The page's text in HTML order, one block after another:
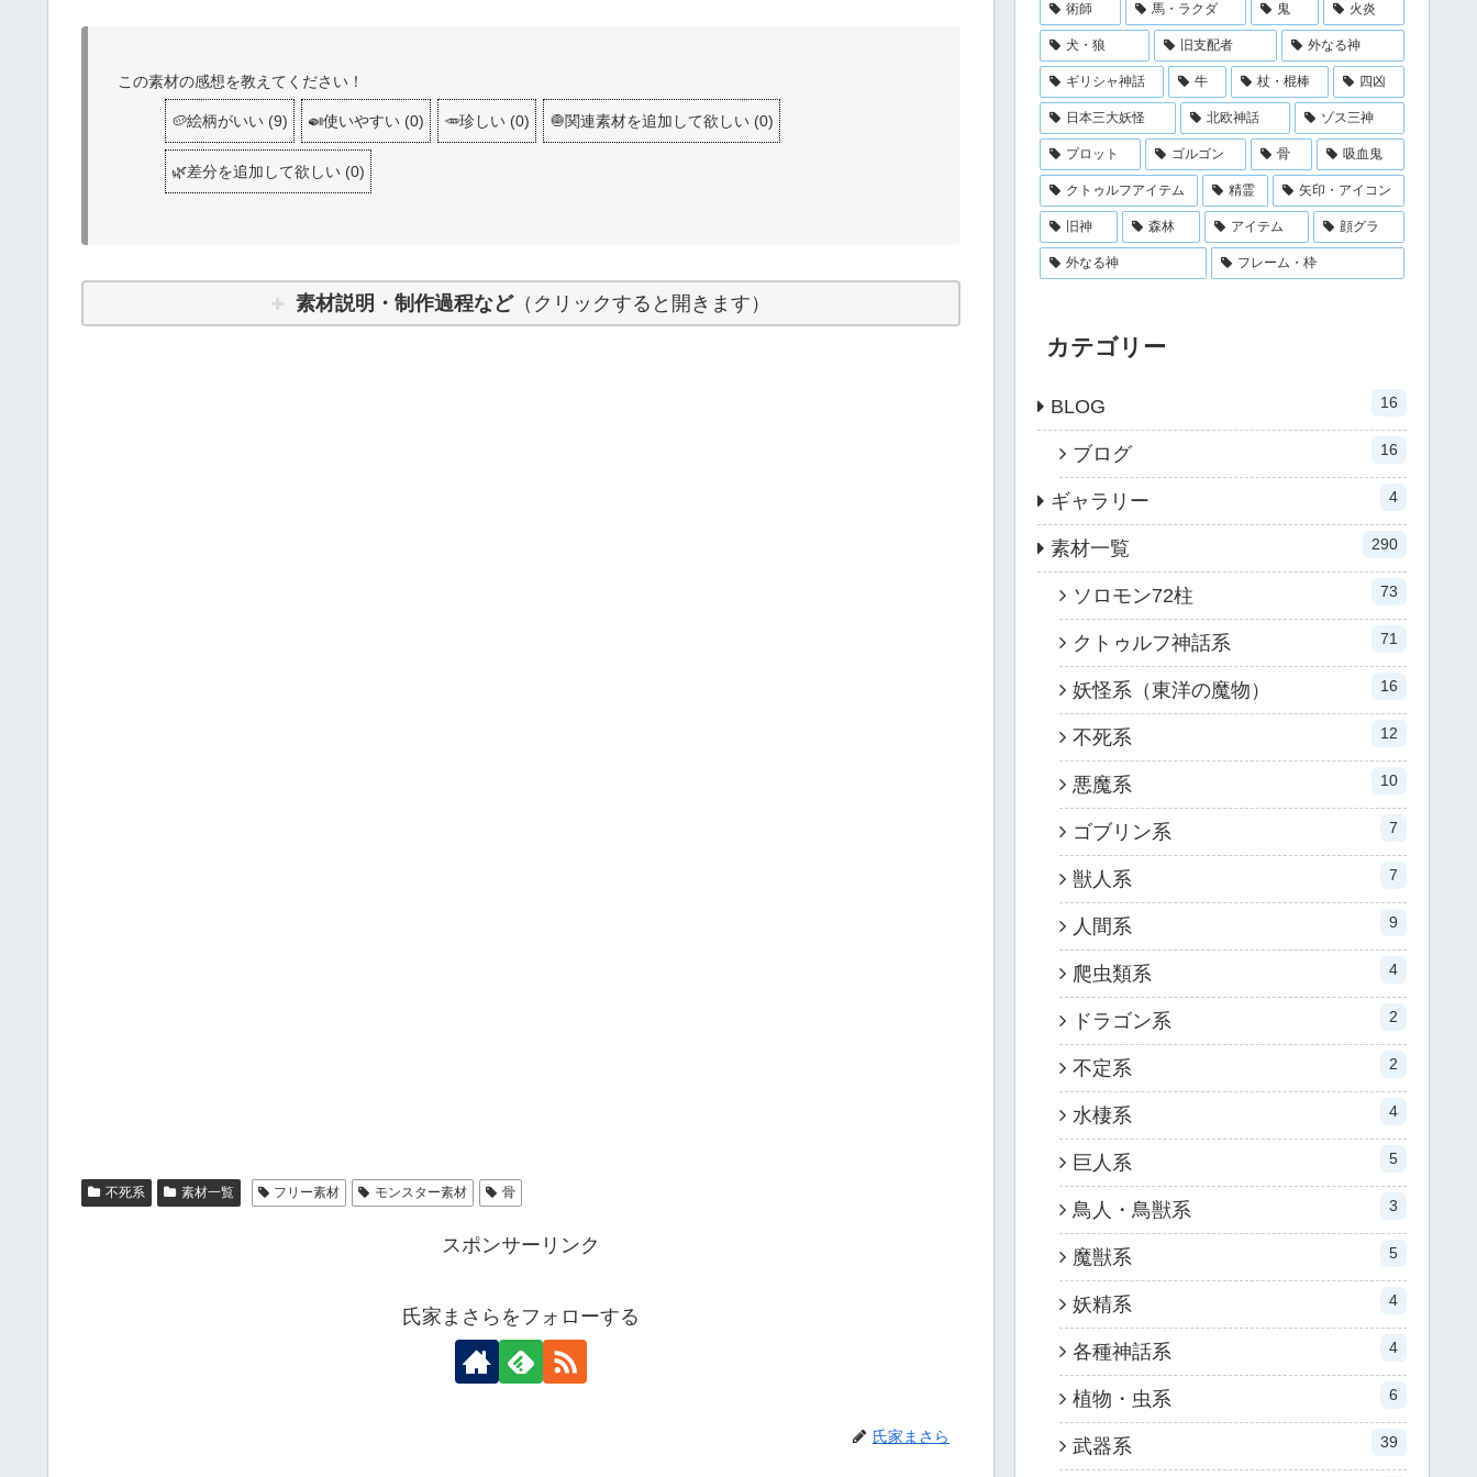
この素材の感想を教えてください！
🥔絵柄がいい (9) 🍛使いやすい (0) 🥕珍しい (0) 🧅関連素材を追加して欲しい (0)
🌿差分を追加して欲しい (0)
素材説明・制作過程など（クリックすると開きます）
不死系 素材一覧 フリー素材 モンスター素材 骨
スポンサーリンク
氏家まさらをフォローする
氏家まさら
術師 馬・ラクダ 鬼 火炎
犬・狼 旧支配者 外なる神
ギリシャ神話 牛 杖・棍棒 四凶
日本三大妖怪 北欧神話 ゾス三神
プロット ゴルゴン 骨 吸血鬼
クトゥルフアイテム 精霊 矢印・アイコン
旧神 森林 アイテム 顔グラ
外なる神 フレーム・枠
カテゴリー
BLOG 16
ブログ 16
ギャラリー 4
素材一覧 290
ソロモン72柱 73
クトゥルフ神話系 71
妖怪系（東洋の魔物） 16
不死系 12
悪魔系 10
ゴブリン系 7
獣人系 7
人間系 9
爬虫類系 4
ドラゴン系 2
不定系 2
水棲系 4
巨人系 5
鳥人・鳥獣系 3
魔獣系 5
妖精系 4
各種神話系 4
植物・虫系 6
武器系 39